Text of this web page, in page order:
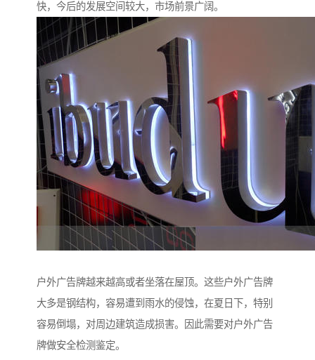
快，今后的发展空间较大，市场前景广阔。
户外广告牌越来越高或者坐落在屋顶。这些户外广告牌
大多是钢结构，容易遭到雨水的侵蚀，在夏日下，特别
容易倒塌，对周边建筑造成损害。因此需要对户外广告
牌做安全检测鉴定。